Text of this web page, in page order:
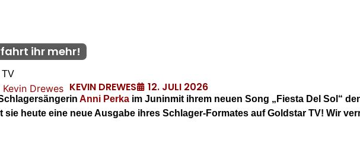
ihr mehr!
TV
KEVIN DREWES 12. JULI 2026
Anni Perka im Juninmit ihrem neuen Song „Fiesta Del Sol“
sie heute eine neue Ausgabe ihres Schlager-Formates auf Goldstar TV! Wir